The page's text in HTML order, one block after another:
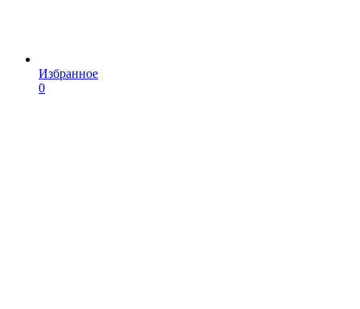
Избранное
0